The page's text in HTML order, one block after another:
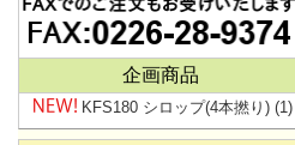
企画商品
KFS180 シロップ(4本撚り) (1)